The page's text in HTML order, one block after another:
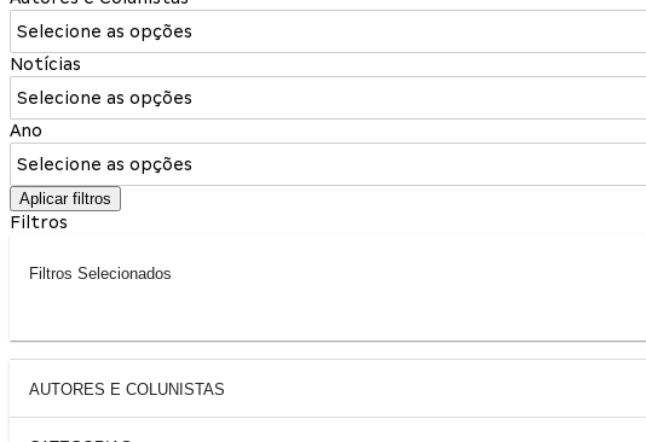
Selecione as opções
Notícias
Selecione as opções
Ano
Selecione as opções
Aplicar filtros
Filtros
Filtros Selecionados
AUTORES E COLUNISTAS